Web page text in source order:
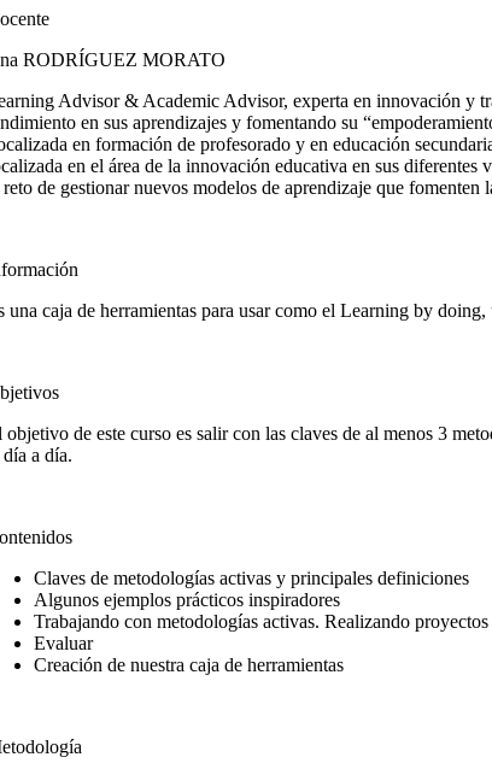
RODRÍGUEZ MORATO
Advisor & Academic Advisor, experta en innovación y
en sus aprendizajes y fomentando su
en formación de profesorado y en educación
en el área de la innovación educativa en sus
de gestionar nuevos modelos de aprendizaje que
una caja de herramientas para usar como el Learning by
objetivo de este curso es salir con las claves de al menos 3
a día.
Claves de metodologías activas y principales definiciones
Algunos ejemplos prácticos inspiradores
Trabajando con metodologías activas. Realizando proyectos
Evaluar
Creación de nuestra caja de herramientas